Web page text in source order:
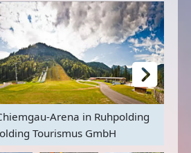
Arena in Ruhpolding
Tourismus GmbH